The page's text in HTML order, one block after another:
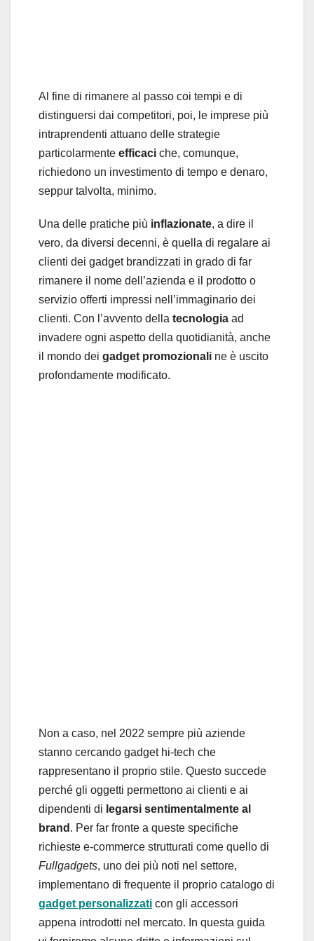
Al fine di rimanere al passo coi tempi e di
distinguersi dai competitori, poi, le imprese più
intraprendenti attuano delle strategie
particolarmente efficaci che, comunque,
richiedono un investimento di tempo e denaro,
seppur talvolta, minimo.
Una delle pratiche più inflazionate, a dire il
vero, da diversi decenni, è quella di regalare ai
clienti dei gadget brandizzati in grado di far
rimanere il nome dell’azienda e il prodotto o
servizio offerti impressi nell’immaginario dei
clienti. Con l’avvento della tecnologia ad
invadere ogni aspetto della quotidianità, anche
il mondo dei gadget promozionali ne è uscito
profondamente modificato.
Non a caso, nel 2022 sempre più aziende
stanno cercando gadget hi-tech che
rappresentano il proprio stile. Questo succede
perché gli oggetti permettono ai clienti e ai
dipendenti di legarsi sentimentalmente al
brand . Per far fronte a queste specifiche
richieste e-commerce strutturati come quello di
Fullgadgets, uno dei più noti nel settore,
implementano di frequente il proprio catalogo di
gadget personalizzati con gli accessori
appena introdotti nel mercato. In questa guida